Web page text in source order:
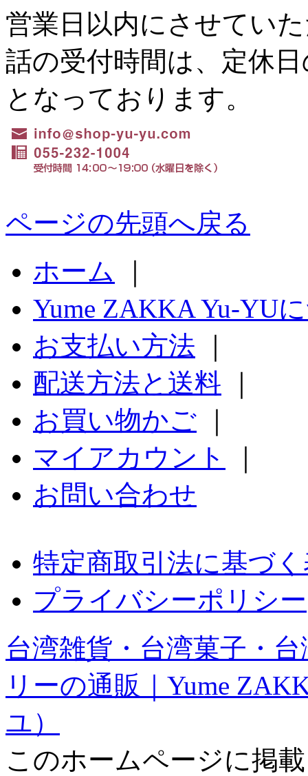
営業日以内にさせてい
話の受付時間は、定休
となっております。
ページの先頭へ戻る
ホーム
Yume ZAKKA Yu-YU
お支払い方法
配送方法と送料
お買い物かご
マイアカウント
お問い合わせ
特定商取引法に基づ
プライバシーポリシー
台湾雑貨・台湾菓子・
リーの通販｜Yume
ユ）
このホームページに掲